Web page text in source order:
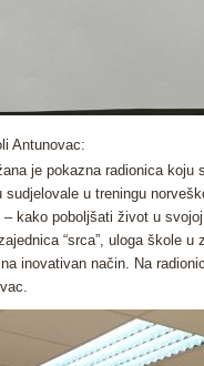
Antunovac:
je pokazna radionica
u treningu
kako poboljšati život u
“srca”, uloga škole
inovativan način. Na